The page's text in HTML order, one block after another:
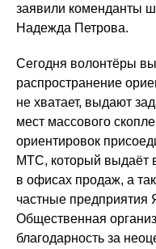
заявили коменданты
Надежда Петрова.
Сегодня волонтёры
распространение
не хватает, выдают
мест массового
ориентировок
МТС, который выдаёт
в офисах продаж, а
частные предприятия
Общественная
благодарность за